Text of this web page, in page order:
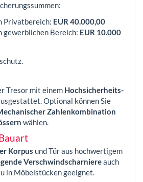
Privatbereich: EUR 40.000,00
gewerblichen Bereich: EUR 10.000
Tresor mit einem Hochsicherheits-
Optional können Sie
Zahlenkombination
wählen.
Korpus und Tür aus hochwertigem
Verschwindscharniereauch
in Möbelstücken geeignet.